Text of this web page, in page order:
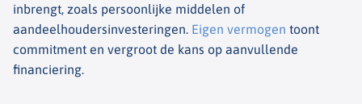
inbrengt, zoals persoonlijke middelen of
aandeelhoudersinvesteringen. Eigen vermogen toont
commitment en vergroot de kans op aanvullende
financiering.